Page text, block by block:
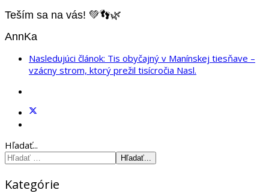
Teším sa na vás! 💚👣🌿
AnnKa
Nasledujúci článok: Tis obyčajný v Manínskej tiesňave –
vzácny strom, ktorý prežil tisícročia Nasl.
Hľadať...
Hľadať...
Kategórie